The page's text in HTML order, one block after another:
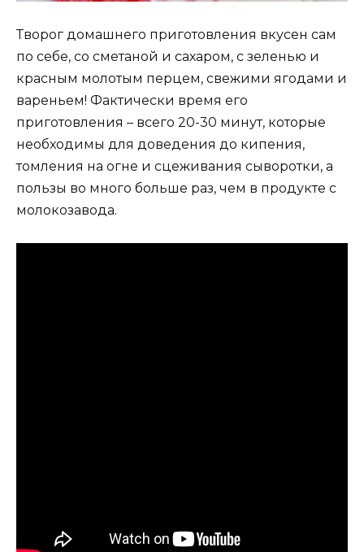
Творог домашнего приготовления вкусен сам
по себе, со сметаной и сахаром, с зеленью и
красным молотым перцем, свежими ягодами и
вареньем! Фактически время его
приготовления – всего 20-30 минут, которые
необходимы для доведения до кипения,
томления на огне и сцеживания сыворотки, а
пользы во много больше раз, чем в продукте с
молокозавода.